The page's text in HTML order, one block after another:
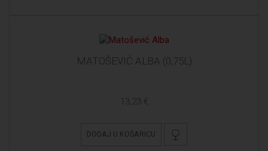
MATOŠEVIĆ ALBA (0,75L)
13,23 €
DODAJ U KOŠARICU